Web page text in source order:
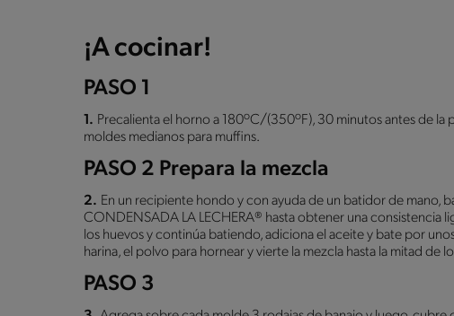
¡A cocinar!
PASO 1
1. Precalienta el horno a 180ºC/(350ºF), 30 minutos antes de la
moldes medianos para muffins.
PASO 2 Prepara la mezcla
2. En un recipiente hondo y con ayuda de un batidor de mano,
CONDENSADA LA LECHERA® hasta obtener una consistencia
los huevos y continúa batiendo, adiciona el aceite y bate por
harina, el polvo para hornear y vierte la mezcla hasta la mitad de
PASO 3